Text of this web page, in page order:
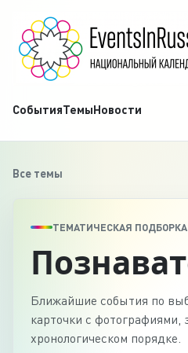
СобытияТемыНовости
Все темы
ТЕМАТИЧЕСКАЯ ПОДБОРКА
Ближайшие события по
карточки с фотографиями,
хронологическом порядке.